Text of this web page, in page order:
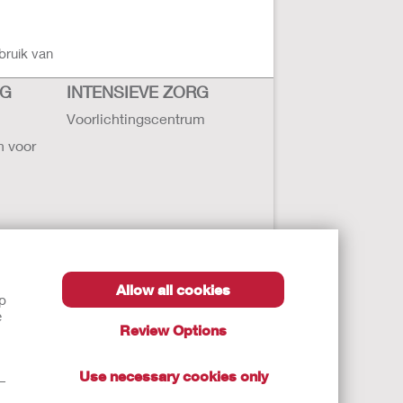
Allow all cookies
Review Options
Use necessary cookies only
van
voor
INTENSIEVE ZORG
Voorlichtingscentrum